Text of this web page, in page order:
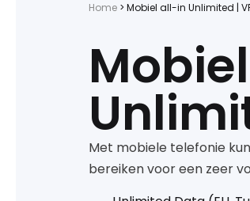
Home > Mobiel all-in Unlimited |
Met mobiele telefonie
bereiken voor een zeer